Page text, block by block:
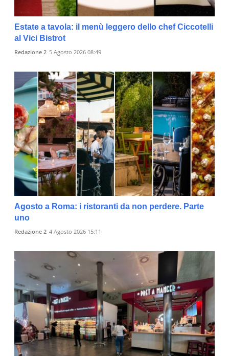
Estate a tavola: il menù leggero dello chef Ciccotelli
al Vici Bistrot
Redazione 2 5 Agosto 2026 08:49
Agosto a Roma: i ristoranti da non perdere. Parte
uno
Redazione 2 4 Agosto 2026 15:11